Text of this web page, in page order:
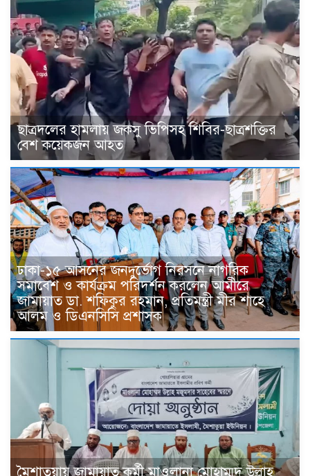
ছাত্রদলের হামলায় জকসু ভিপিসহ শিবির-ছাত্রশক্তির
বেশ কয়েকজন আহত
ঢাকা-১৫ আসনের জনদুর্ভোগ নিরসনে নাগরিক
সমাবেশ ও কার্যক্রম পরিদর্শন করলেন আমীরে
জামায়াত ডা. শফিকুর রহমান, প্রতিমন্ত্রী মীর শাহে
আলম ও ডিএনসিসি প্রশাসক
মৈশাতুয়ায় জামায়াত কর্মী মাওলানা মোহাম্মদ উল্লাহ